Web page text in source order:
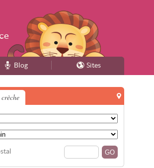
Blog Sites